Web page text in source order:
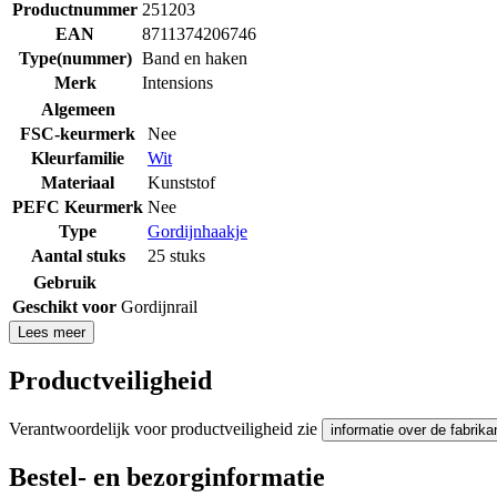
Productnummer 251203
EAN
8711374206746
Type(nummer) Band en haken
Merk
Intensions
Algemeen
FSC-keurmerk
Nee
Kleurfamilie
Wit
Materiaal
Kunststof
PEFC Keurmerk Nee
Type
Gordijnhaakje
Aantal stuks
25 stuks
Gebruik
Geschikt voor Gordijnrail
Lees meer
Productveiligheid
Verantwoordelijk voor productveiligheid zie informatie over de
Bestel- en bezorginformatie